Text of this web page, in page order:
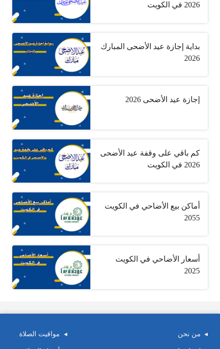
2026 في الكويت
بداية إجازة عيد الأضحى المبارك
2026
إجازة عيد الأضحى 2026
كم باقي على وقفة عيد الأضحى
2026 في الكويت
أماكن بيع الأضاحي في الكويت
2055
أسعار الأضاحي في الكويت
2025
من نحن مواقيت الصلاة